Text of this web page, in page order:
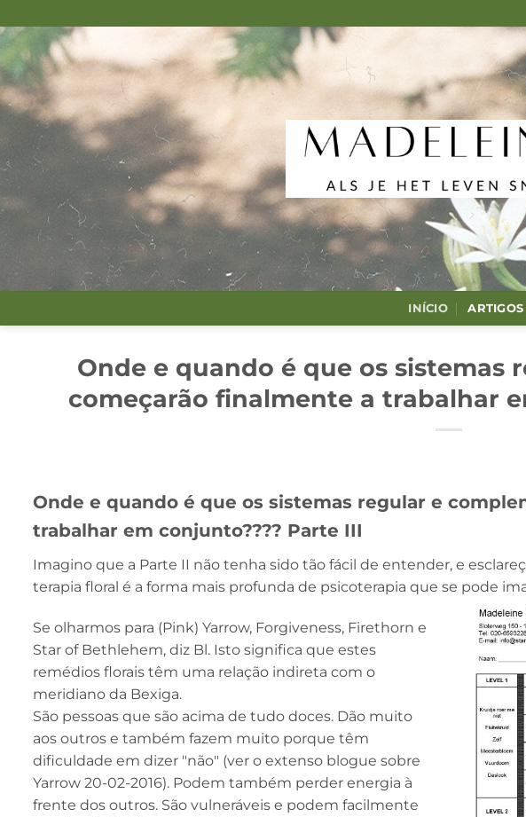
to
content
INÍCIO
Onde e quando é que os sistemas
começarão finalmente a trabalhar
Onde e quando é que os sistemas regular e
trabalhar em conjunto???? Parte III
Imagino que a Parte II não tenha sido tão fácil de entender, e
terapia floral é a forma mais profunda de psicoterapia que se pode
Se olharmos para (Pink) Yarrow, Forgiveness, Firethorn e
Star of Bethlehem, diz Bl. Isto significa que estes
remédios florais têm uma relação indireta com o
meridiano da Bexiga.
São pessoas que são acima de tudo doces. Dão muito
aos outros e também fazem muito porque têm
dificuldade em dizer "não" (ver o extenso blogue sobre
Yarrow 20-02-2016). Podem também perder energia à
frente dos outros. São vulneráveis e podem facilmente